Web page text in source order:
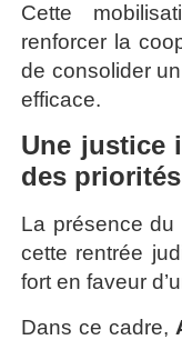
Cette
renforcer la
de consolider
efficace.
Une justice
des priorités
La présence
cette rentrée
fort en faveur
Dans ce cadre,